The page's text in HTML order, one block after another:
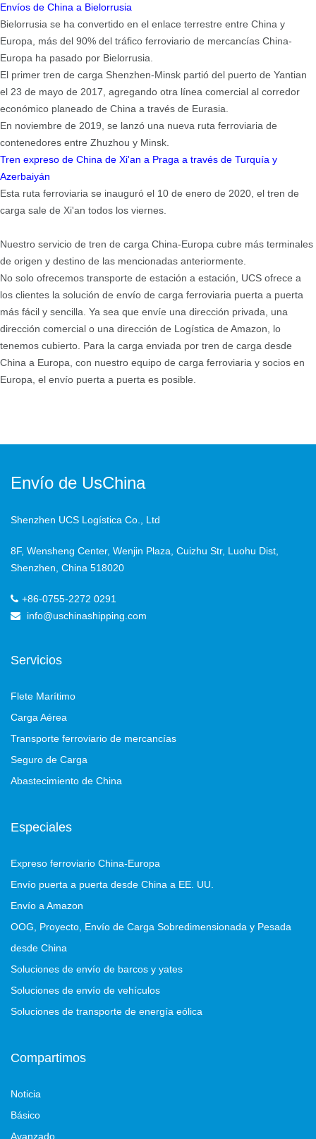
Envíos de China a Bielorrusia
Bielorrusia se ha convertido en el enlace terrestre entre China y
Europa, más del 90% del tráfico ferroviario de mercancías China-
Europa ha pasado por Bielorrusia.
El primer tren de carga Shenzhen-Minsk partió del puerto de Yantian
el 23 de mayo de 2017, agregando otra línea comercial al corredor
económico planeado de China a través de Eurasia.
En noviembre de 2019, se lanzó una nueva ruta ferroviaria de
contenedores entre Zhuzhou y Minsk.
Tren expreso de China de Xi'an a Praga a través de Turquía y
Azerbaiyán
Esta ruta ferroviaria se inauguró el 10 de enero de 2020, el tren de
carga sale de Xi'an todos los viernes.
Nuestro servicio de tren de carga China-Europa cubre más terminales
de origen y destino de las mencionadas anteriormente.
No solo ofrecemos transporte de estación a estación, UCS ofrece a
los clientes la solución de envío de carga ferroviaria puerta a puerta
más fácil y sencilla. Ya sea que envíe una dirección privada, una
dirección comercial o una dirección de Logística de Amazon, lo
tenemos cubierto. Para la carga enviada por tren de carga desde
China a Europa, con nuestro equipo de carga ferroviaria y socios en
Europa, el envío puerta a puerta es posible.
Envío de UsChina
Shenzhen UCS Logística Co., Ltd
8F, Wensheng Center, Wenjin Plaza, Cuizhu Str, Luohu Dist,
Shenzhen, China 518020
+86-0755-2272 0291
info@uschinashipping.com
Servicios
Flete Marítimo
Carga Aérea
Transporte ferroviario de mercancías
Seguro de Carga
Abastecimiento de China
Especiales
Expreso ferroviario China-Europa
Envío puerta a puerta desde China a EE. UU.
Envío a Amazon
OOG, Proyecto, Envío de Carga Sobredimensionada y Pesada
desde China
Soluciones de envío de barcos y yates
Soluciones de envío de vehículos
Soluciones de transporte de energía eólica
Compartimos
Noticia
Básico
Avanzado